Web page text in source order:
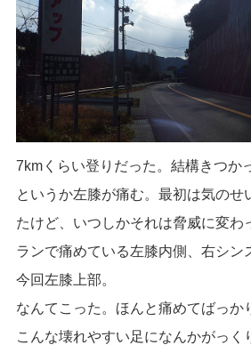
7kmくらい登りだった。結構きつか
というか左膝が痛む。最初は気のせ
たけど、いつしかそれは脅威に変わ
ランで痛めている左膝内側、右シン
今回左膝上部。
なんてこった。ほんと痛めてばっか
こんな壊れやすい足になんかがっく